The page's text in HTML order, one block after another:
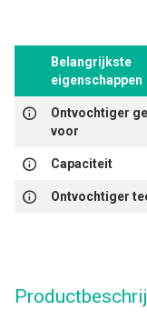
Belangrijkste
eigenschappen
Ontvochtiger
voor
Capaciteit
Ontvochtiger